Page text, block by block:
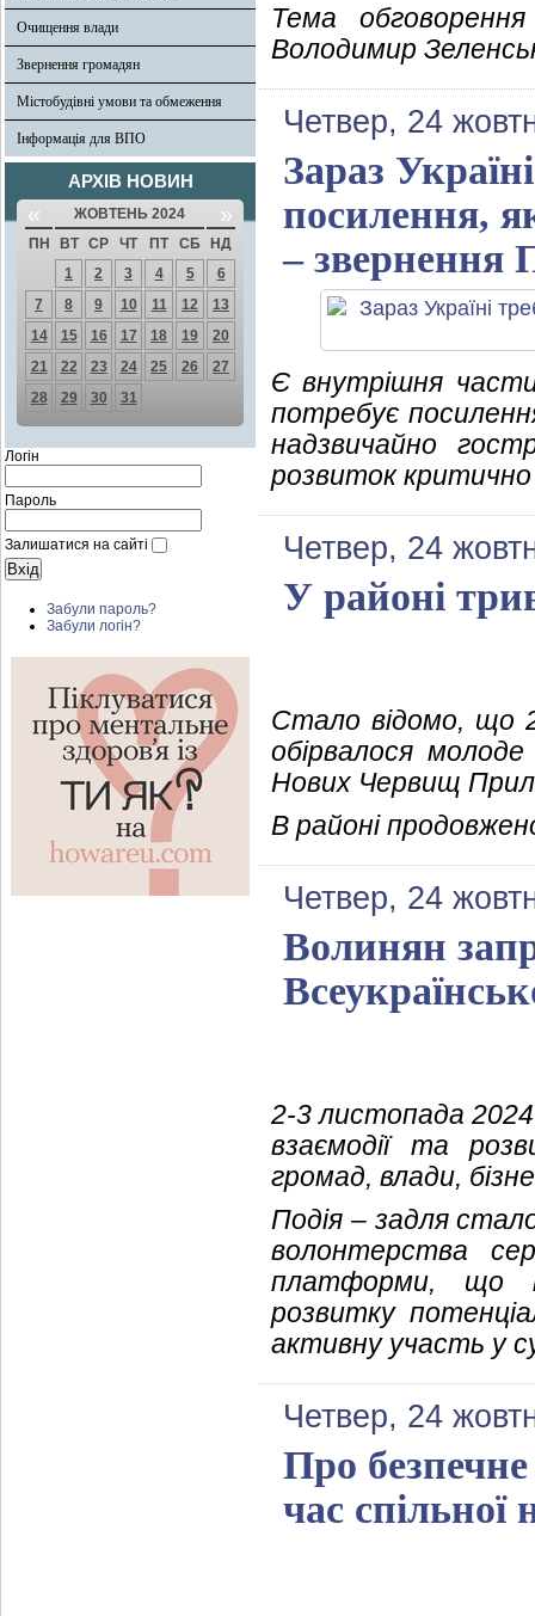
Очищення влади
Звернення громадян
Містобудівні умови та обмеження
Інформація для ВПО
АРХІВ НОВИН
« ЖОВТЕНЬ 2024 »
ПН ВТ СР ЧТ ПТ СБ
НД
1
2 3 4 5
6
7
8 9 10 11 12
13
14
15 16 17 18 19
20
21
22 23 24 25 26
27
28
29 30 31
Логін
Пароль
Залишатися на сайті
Забули пароль?
Забули логін?
Тема
Володимир
Четвер, 24
Зараз
посилення,
– звернення
Є внутрішня
потребує
надзвичайно
розвиток критично
Четвер, 24
У районі
Стало відомо, що
обірвалося
Нових Червищ
В районі
Четвер, 24
Волинян
2-3 листопада 2024
взаємодії та
громад, влади,
Подія – задля
волонтерства
платформи, що
розвитку
активну участь у
Четвер, 24
Про безпечне
час спільної